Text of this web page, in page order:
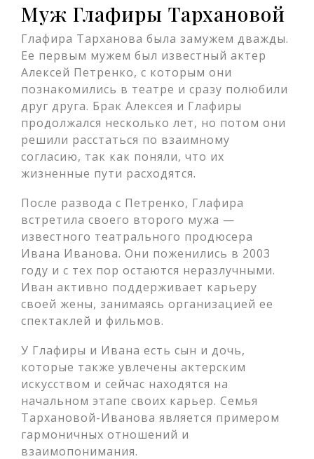
Муж Глафиры Тархановой
Глафира Тарханова была замужем дважды.
Ее первым мужем был известный актер
Алексей Петренко, с которым они
познакомились в театре и сразу полюбили
друг друга. Брак Алексея и Глафиры
продолжался несколько лет, но потом они
решили расстаться по взаимному
согласию, так как поняли, что их
жизненные пути расходятся.
После развода с Петренко, Глафира
встретила своего второго мужа —
известного театрального продюсера
Ивана Иванова. Они поженились в 2003
году и с тех пор остаются неразлучными.
Иван активно поддерживает карьеру
своей жены, занимаясь организацией ее
спектаклей и фильмов.
У Глафиры и Ивана есть сын и дочь,
которые также увлечены актерским
искусством и сейчас находятся на
начальном этапе своих карьер. Семья
Тархановой-Иванова является примером
гармоничных отношений и
взаимопонимания.